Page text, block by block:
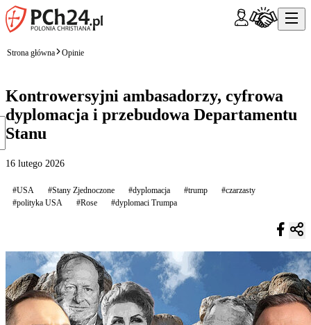
Strona główna Opinie
Kontrowersyjni ambasadorzy, cyfrowa
dyplomacja i przebudowa Departamentu
Stanu
16 lutego 2026
#USA #Stany Zjednoczone #dyplomacja #trump
#czarzasty
#polityka USA
#Rose #dyplomaci Trumpa